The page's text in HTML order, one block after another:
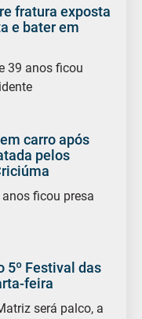
fratura exposta
e bater em
39 anos ficou
carro após
pelos
ficou presa
5º Festival das
feira
será palco, a